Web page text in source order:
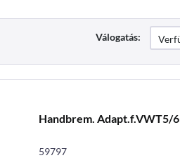
Válogatás:
Handbrem. Adapt.f.VWT5/6
59797